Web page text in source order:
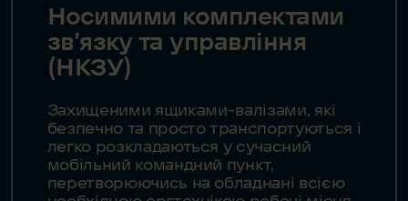
Носимими комплектами
зв’язку та управління
(НКЗУ)
Захищеними ящиками – валізами, які
безпечно та просто транспортуються і
легко розкладаються у сучасний
мобільний командний пункт,
перетворюючись на обладнані всією